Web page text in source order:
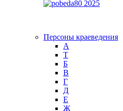
Персоны краеведения
А
T
Б
В
Г
Д
Е
Ж